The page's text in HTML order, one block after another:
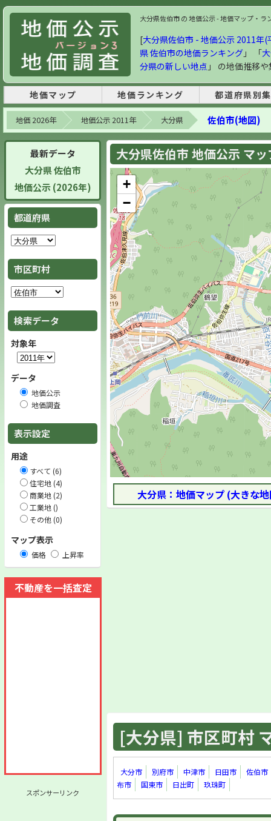
大分県佐伯市 の 地価公示 - 地価マップ・ラ
[大分県佐伯市 - 地価公示 2011年(
県 佐伯市の地価ランキング 」 「
分県の新しい地点 」 の地価推移
地価マップ 地価ランキング 都道府県別
地価 2026年 地価公示 2011年 大分県 佐伯市(地図)
最新データ
大分県 佐伯市
地価公示 (2026年)
都道府県
市区町村
検索データ
対象年
データ
地価公示
地価調査
表示設定
用途
すべて (6)
住宅地 (4)
商業地 (2)
工業地 ()
その他 (0)
マップ表示
価格 上昇率
不動産を一括査定
スポンサーリンク
大分県佐伯市 地価公示 マ
+
−
大分県：地価マップ (大きな
[大分県] 市区町村
大分市 別府市 中津市 日田市
佐伯市
布市
国東市 日出町 玖珠町